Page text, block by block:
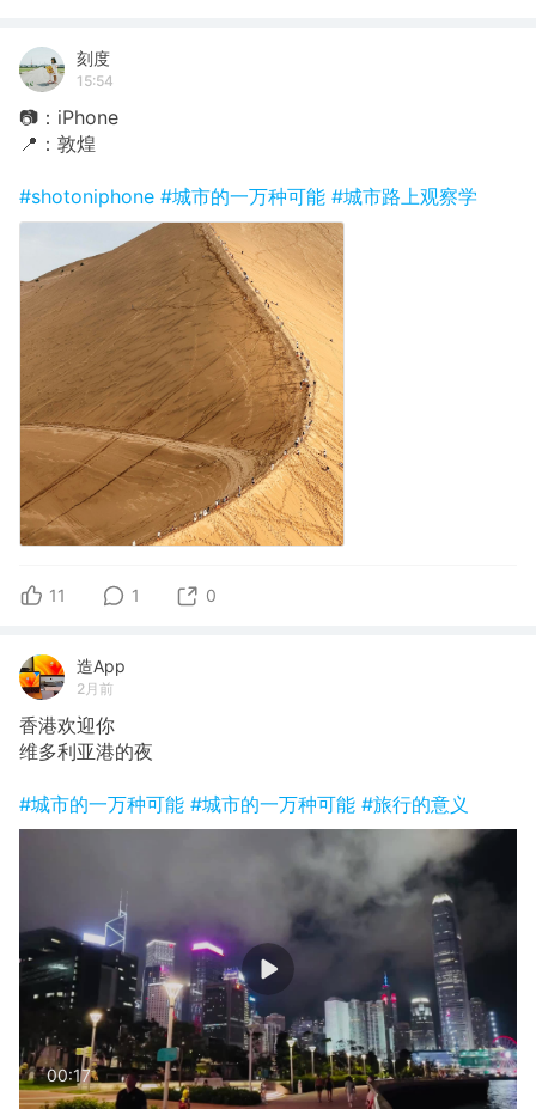
刻度
15:54
📷：iPhone
📍：敦煌
#shotoniphone #城市的一万种可能 #城市路上观察学
11 1 0
造App
2月前
香港欢迎你
维多利亚港的夜
#城市的一万种可能 #城市的一万种可能 #旅行的意义
00:17